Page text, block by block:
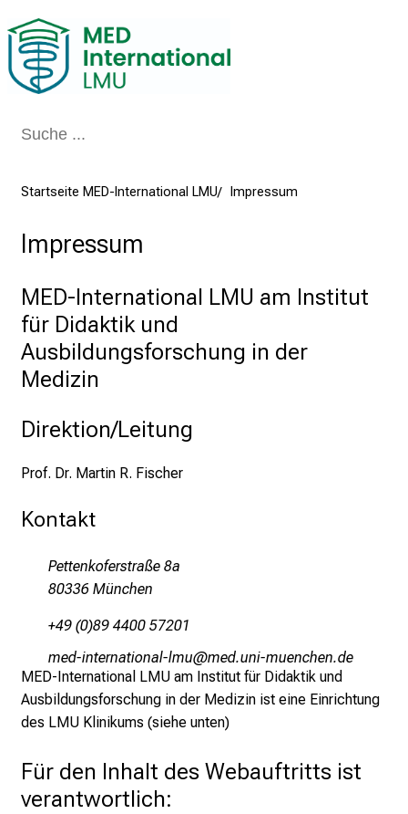
Startseite MED-International LMU Impressum
Impressum
MED-International LMU am Institut
für Didaktik und
Ausbildungsforschung in der
Medizin
Direktion/Leitung
Prof. Dr. Martin R. Fischer
Kontakt
Pettenkoferstraße 8a
80336 München
+49 (0)89 4400 57201
vimhlubipugblJüugä#nävf
vimtful+vfiduy,ziuemi
MED-International LMU am Institut für Didaktik und
Ausbildungsforschung in der Medizin ist eine Einrichtung
des LMU Klinikums (siehe unten)
Für den Inhalt des Webauftritts ist
verantwortlich: